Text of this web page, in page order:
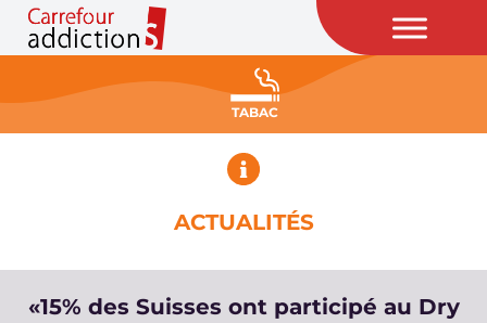
TABAC
ACTUALITÉS
«15% des Suisses ont participé au Dry